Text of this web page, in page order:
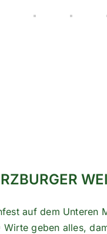
auf dem Unteren
geben alles,